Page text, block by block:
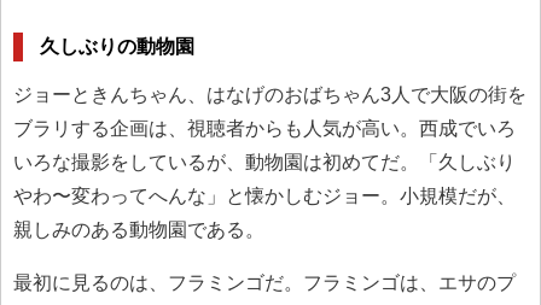
久しぶりの動物園
ジョーときんちゃん、はなげのおばちゃん3人で大阪の街を
ブラリする企画は、視聴者からも人気が高い。西成でいろ
いろな撮影をしているが、動物園は初めてだ。「久しぶり
やわ〜変わってへんな」と懐かしむジョー。小規模だが、
親しみのある動物園である。
最初に見るのは、フラミンゴだ。フラミンゴは、エサのプ